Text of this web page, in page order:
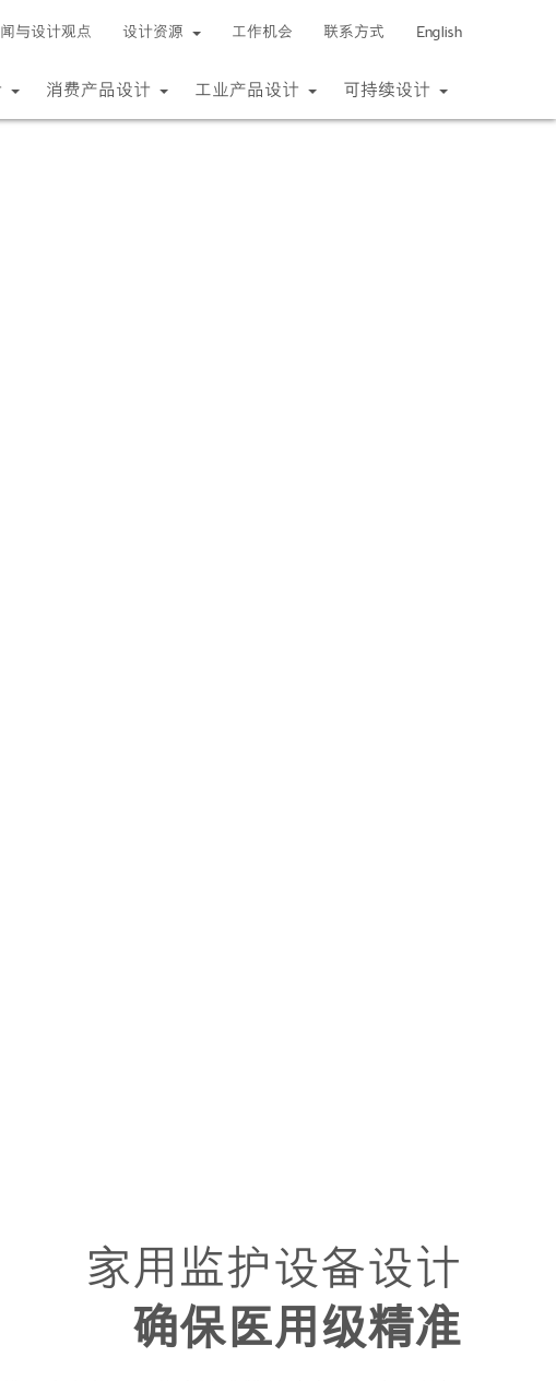
与设计观点 设计资源 工作机会 联系方式 English
消费产品设计 工业产品设计 可持续设计
家用监护设备设计
确保医用级精准